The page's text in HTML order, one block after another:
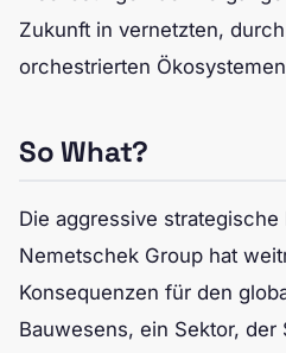
Zukunft in vernetzten,
orchestrierten
So What?
Die aggressive
Nemetschek Group hat
Konsequenzen für den
Bauwesens, ein Sektor,